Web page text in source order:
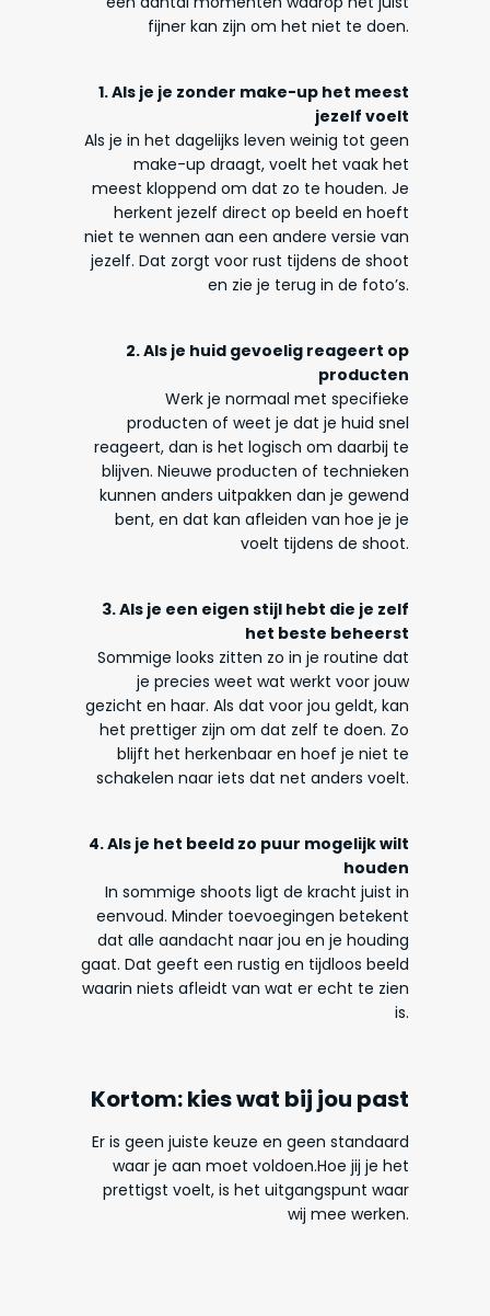
fijner kan zijn om het niet te doen.
1. Als je je zonder make-up het meest
jezelf voelt
Als je in het dagelijks leven weinig tot geen
make-up draagt, voelt het vaak het
meest kloppend om dat zo te houden. Je
herkent jezelf direct op beeld en hoeft
niet te wennen aan een andere versie van
jezelf. Dat zorgt voor rust tijdens de shoot
en zie je terug in de foto’s.
2.Als je huid gevoelig reageert op
producten
Werk je normaal met specifieke
producten of weet je dat je huid snel
reageert, dan is het logisch om daarbij te
blijven. Nieuwe producten of technieken
kunnen anders uitpakken dan je gewend
bent, en dat kan afleiden van hoe je je
voelt tijdens de shoot.
3.Als je een eigen stijl hebt die je zelf
het beste beheerst
Sommige looks zitten zo in je routine dat
je precies weet wat werkt voor jouw
gezicht en haar. Als dat voor jou geldt, kan
het prettiger zijn om dat zelf te doen. Zo
blijft het herkenbaar en hoef je niet te
schakelen naar iets dat net anders voelt.
4.Als je het beeld zo puur mogelijk wilt
houden
In sommige shoots ligt de kracht juist in
eenvoud. Minder toevoegingen betekent
dat alle aandacht naar jou en je houding
gaat. Dat geeft een rustig en tijdloos beeld
waarin niets afleidt van wat er echt te zien
is.
Kortom: kies wat bij jou past
Er is geen juiste keuze en geen standaard
waar je aan moet voldoen.Hoe jij je het
prettigst voelt, is het uitgangspunt waar
wij mee werken.